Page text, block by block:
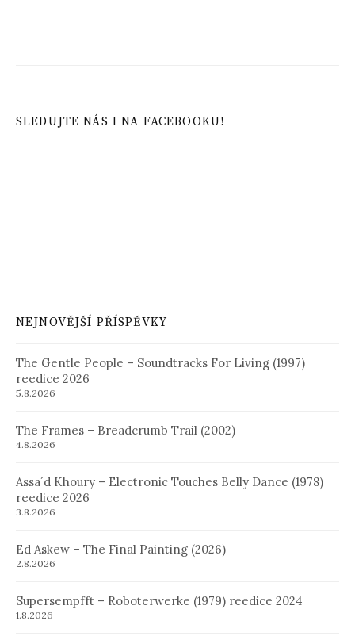
SLEDUJTE NÁS I NA FACEBOOKU!
NEJNOVĚJŠÍ PŘÍSPĚVKY
The Gentle People – Soundtracks For Living (1997)
reedice 2026
5.8.2026
The Frames – Breadcrumb Trail (2002)
4.8.2026
Assa´d Khoury – Electronic Touches Belly Dance (1978)
reedice 2026
3.8.2026
Ed Askew – The Final Painting (2026)
2.8.2026
Supersempfft – Roboterwerke (1979) reedice 2024
1.8.2026